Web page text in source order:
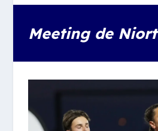
Meeting de Niort